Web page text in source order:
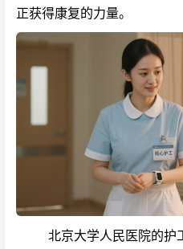
正获得康复的力量。
北京大学人民医院的护